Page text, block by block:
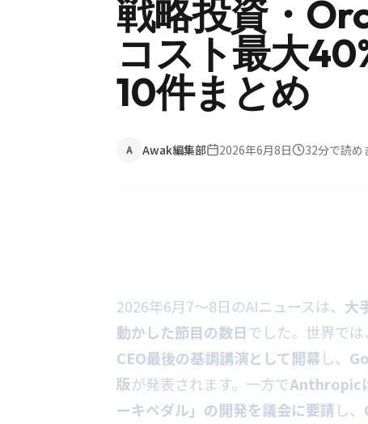
戦略投資・
コスト最大
10件まとめ
A Awak編集部 2026年6月8日 32分で読め
2026年6月7〜8日のAIニュースは、 大
動かした節目の数日でした。世界で
CEO最後の基調講演として開幕し、
版が発表されます。一方でAnthropic
ーキペダル」の開発を議会に要請し、